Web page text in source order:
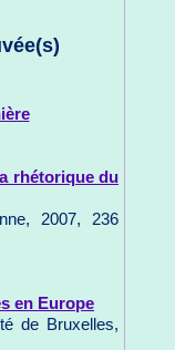
rhétorique du
2007, 236
en Europe
de Bruxelles,